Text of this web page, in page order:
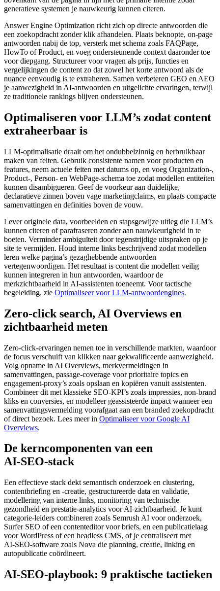
generatieve systemen je nauwkeurig kunnen citeren.
Answer Engine Optimization richt zich op directe antwoorden die
een zoekopdracht zonder klik afhandelen. Plaats beknopte, on‑page
antwoorden nabij de top, versterk met schema zoals FAQPage,
HowTo of Product, en voeg ondersteunende context daaronder toe
voor diepgang. Structureer voor vragen als prijs, functies en
vergelijkingen de content zo dat zowel het korte antwoord als de
nuance eenvoudig is te extraheren. Samen verbeteren GEO en AEO
je aanwezigheid in AI‑antwoorden en uitgelichte ervaringen, terwijl
ze traditionele rankings blijven ondersteunen.
Optimaliseren voor LLM’s zodat content
extraheerbaar is
LLM‑optimalisatie draait om het ondubbelzinnig en herbruikbaar
maken van feiten. Gebruik consistente namen voor producten en
features, neem actuele feiten met datums op, en voeg Organization-,
Product-, Person- en WebPage‑schema toe zodat modellen entiteiten
kunnen disambigueren. Geef de voorkeur aan duidelijke,
declaratieve zinnen boven vage marketingclaims, en plaats compacte
samenvattingen en definities boven de vouw.
Lever originele data, voorbeelden en stapsgewijze uitleg die LLM’s
kunnen citeren of parafraseren zonder aan nauwkeurigheid in te
boeten. Verminder ambiguïteit door tegenstrijdige uitspraken op je
site te vermijden. Houd interne links beschrijvend zodat modellen
leren welke pagina’s gezaghebbende antwoorden
vertegenwoordigen. Het resultaat is content die modellen veilig
kunnen integreren in hun antwoorden, waardoor de
merkzichtbaarheid in AI‑assistenten toeneemt. Voor tactische
begeleiding, zie Optimaliseer voor LLM-antwoordengines.
Zero‑click search, AI Overviews en
zichtbaarheid meten
Zero‑click‑ervaringen nemen toe in verschillende markten, waardoor
de focus verschuift van klikken naar gekwalificeerde aanwezigheid.
Volg opname in AI Overviews, merkvermeldingen in
samenvattingen, passage‑coverage voor prioritaire topics en
engagement‑proxy’s zoals opslaan en kopiëren vanuit assistenten.
Combineer dit met klassieke SEO‑KPI’s zoals impressies, non‑brand
kliks en conversies, en modelleer geassisteerde impact wanneer een
samenvattingsvermelding voorafgaat aan een branded zoekopdracht
of direct bezoek. Lees meer in Optimaliseer voor Google AI
Overviews.
De kerncomponenten van een
AI‑SEO‑stack
Een effectieve stack dekt semantisch onderzoek en clustering,
contentbriefing en -creatie, gestructureerde data en validatie,
modellering van interne links, monitoring van technische
gezondheid en prestatie‑analytics voor AI‑zichtbaarheid. Je kunt
categorie‑leiders combineren zoals Semrush AI voor onderzoek,
Surfer SEO of een contenteditor voor briefs, en een publicatielaag
voor WordPress of een headless CMS, of je centraliseert met
AI‑SEO‑software zoals Nova die planning, creatie, linking en
autopublicatie coördineert.
AI‑SEO‑playbook: 9 praktische tactieken